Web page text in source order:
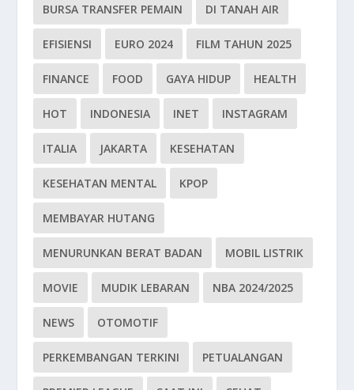
BURSA TRANSFER PEMAIN DI TANAH AIR
EFISIENSI EURO 2024 FILM TAHUN 2025
FINANCE FOOD GAYA HIDUP HEALTH
HOT INDONESIA INET INSTAGRAM
ITALIA JAKARTA KESEHATAN
KESEHATAN MENTAL KPOP
MEMBAYAR HUTANG
MENURUNKAN BERAT BADAN MOBIL LISTRIK
MOVIE MUDIK LEBARAN NBA 2024/2025
NEWS OTOMOTIF
PERKEMBANGAN TERKINI PETUALANGAN